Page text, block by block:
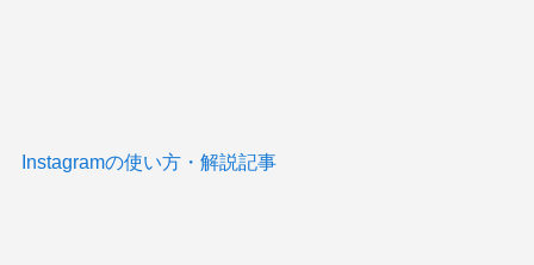
Instagramの使い方・解説記事